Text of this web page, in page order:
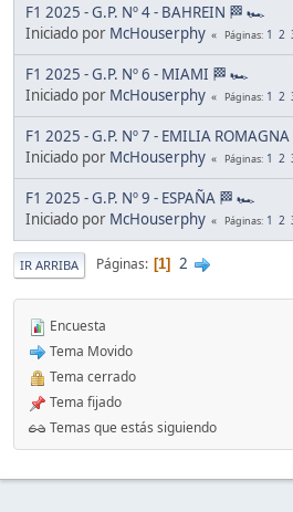
F1 2025 - G.P. Nº 4 - BAHREIN 🏁 🏎
Iniciado por McHouserphy Páginas 1 2
F1 2025 - G.P. Nº 6 - MIAMI 🏁 🏎
Iniciado por McHouserphy Páginas 1 2
F1 2025 - G.P. Nº 7 - EMILIA
Iniciado por McHouserphy Páginas 1 2
F1 2025 - G.P. Nº 9 - ESPAÑA 🏁 🏎
Iniciado por McHouserphy Páginas 1 2
IR ARRIBA Páginas 1 2
Encuesta
Tema Movido
Tema cerrado
Tema fijado
Temas que estás siguiendo